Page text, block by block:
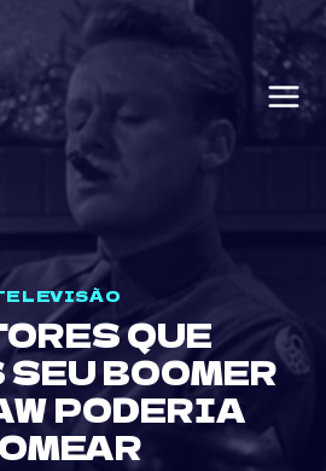
QUE
BOOMER
PODERIA